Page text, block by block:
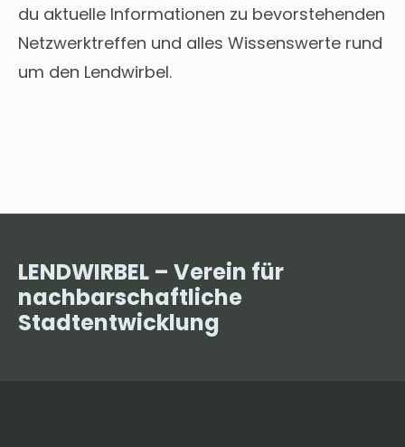
du aktuelle Informationen zu bevorstehenden
Netzwerktreffen und alles Wissenswerte rund
um den Lendwirbel.
LENDWIRBEL – Verein für
nachbarschaftliche
Stadtentwicklung